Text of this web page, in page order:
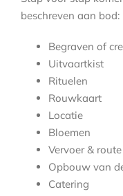
beschreven aan bod:
Begraven of
Uitvaartkist
Rituelen
Rouwkaart
Locatie
Bloemen
Vervoer & route
Opbouw van
Catering